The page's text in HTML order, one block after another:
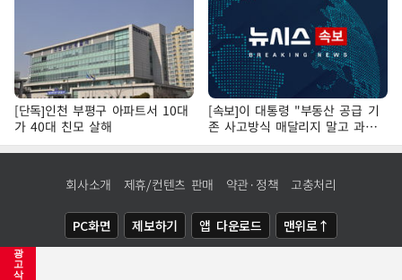
광
고
삭
[단독]인천 부평구 아파트서 10대
가 40대 친모 살해
[속보]이 대통령 "부동산 공급 기
존 사고방식 매달리지 말고 과감
히 실천"
회사소개 제휴/컨텐츠 판매 약관·정책 고충처리
PC화면 제보하기 앱 다운로드 맨위로↑